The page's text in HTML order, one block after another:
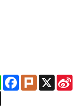
LineFacebook
PlurkX
Threads